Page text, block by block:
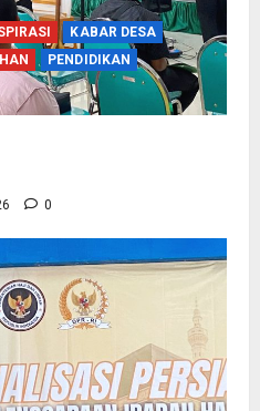
KABAR DESA
PENDIDIKAN
0